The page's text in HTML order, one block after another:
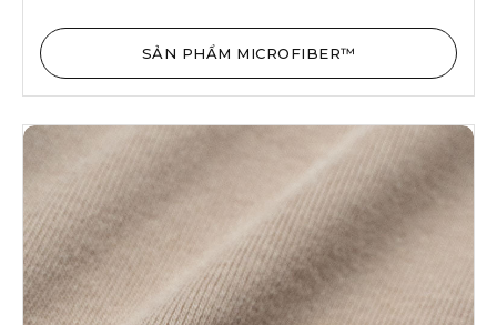
SẢN PHẨM MICROFIBER™